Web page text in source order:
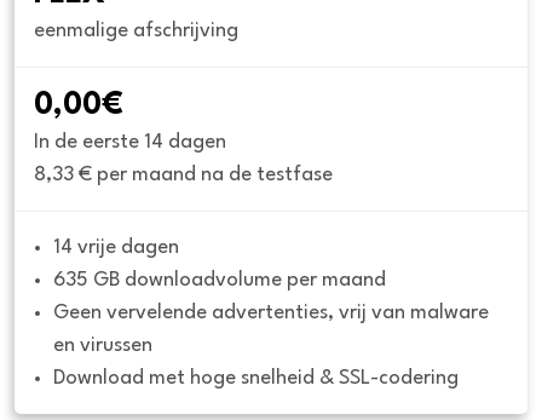
eenmalige afschrijving
0,00€
In de eerste 14 dagen
8,33 € per maand na de testfase
14 vrije dagen
635 GB downloadvolume per maand
Geen vervelende advertenties, vrij van malware
en virussen
Download met hoge snelheid & SSL-codering